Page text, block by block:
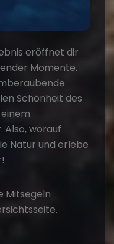
eröffnet dir
Momente.
Schönheit des
Also, worauf
Natur und erlebe
Mitsegeln